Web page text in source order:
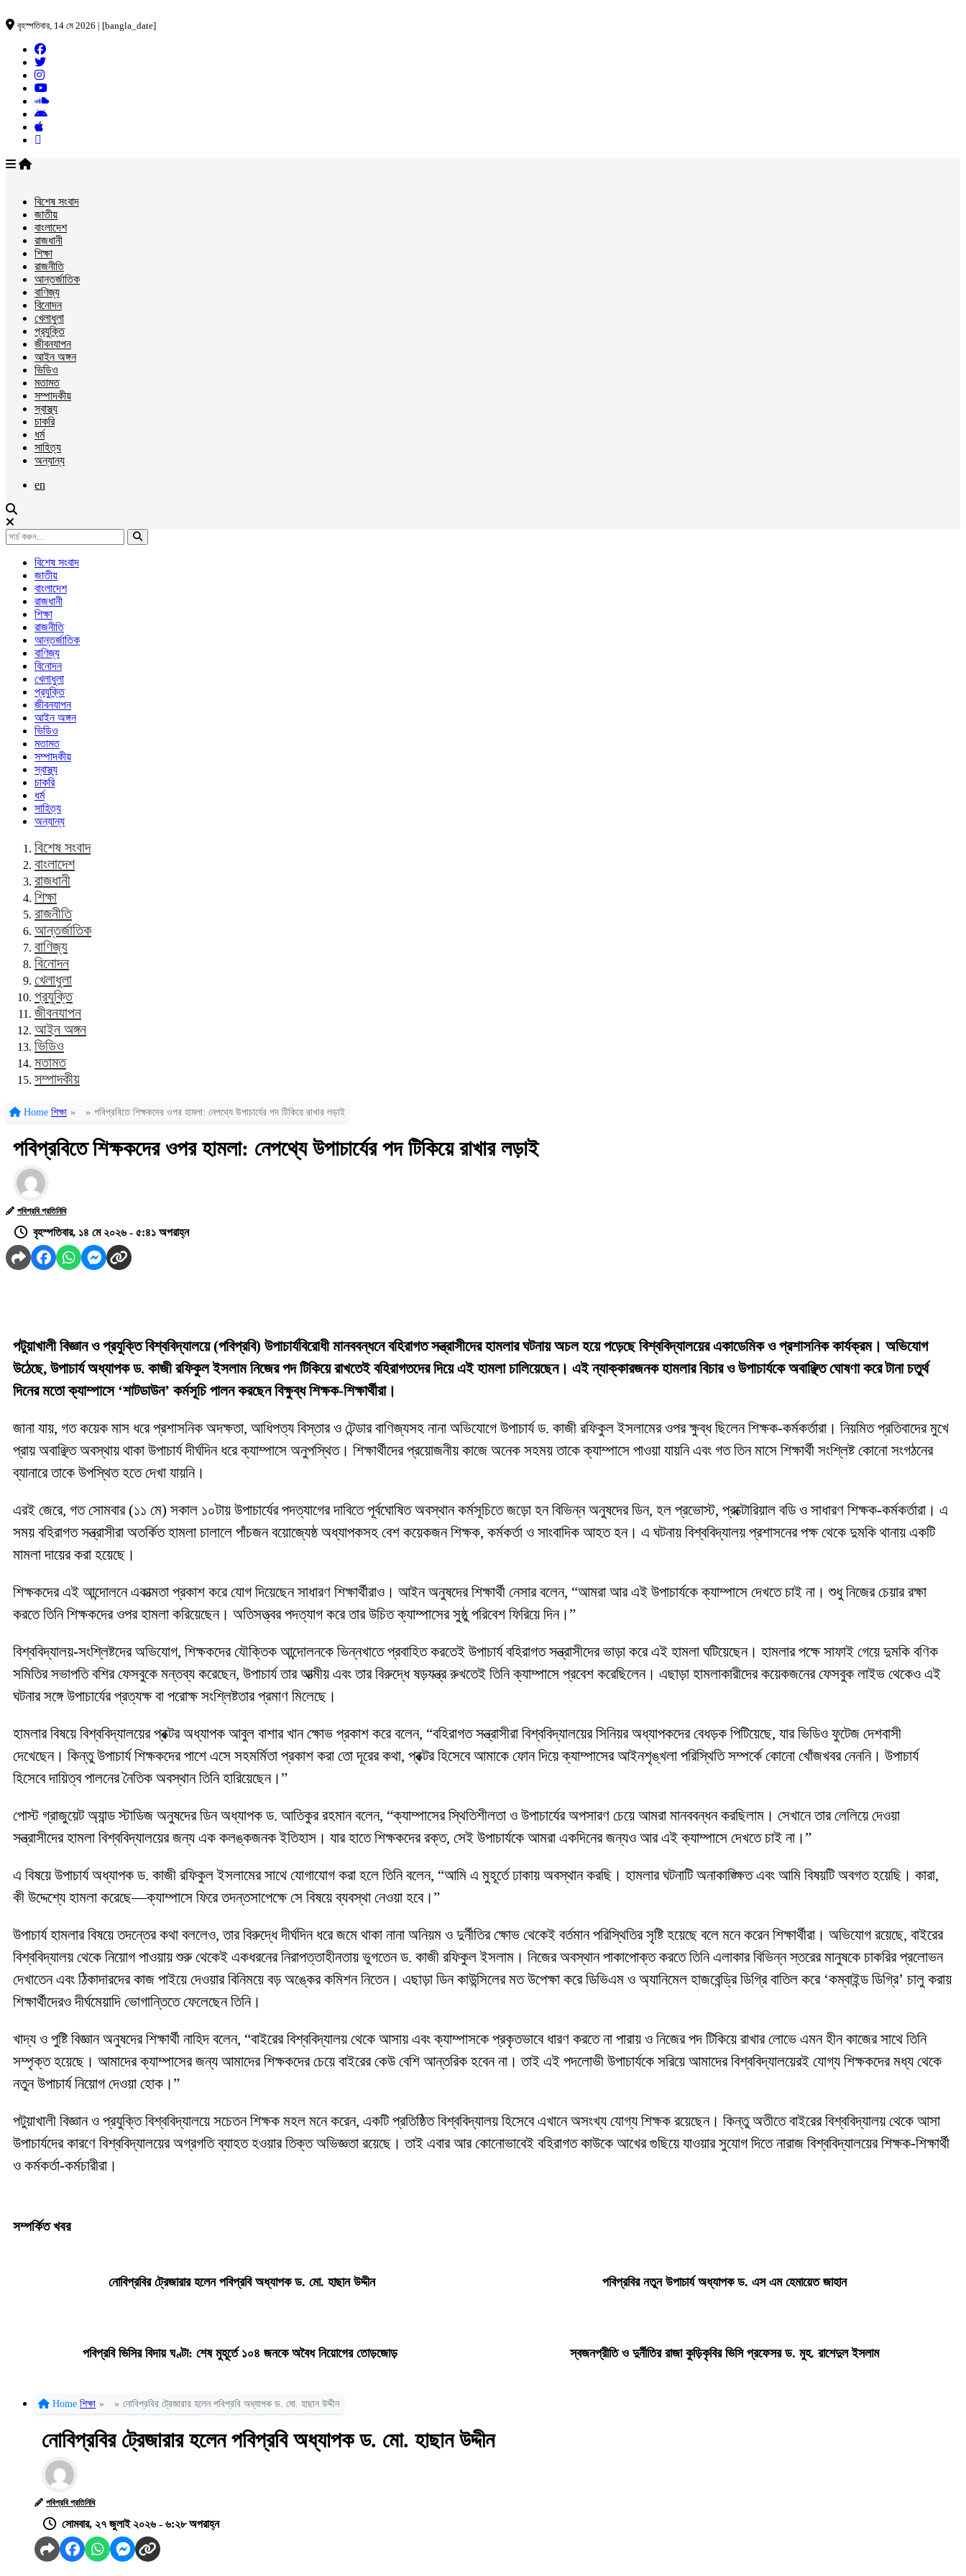
বৃহস্পতিবার, 14 মে 2026 | [bangla_date]
বিশেষ সংবাদ
জাতীয়
বাংলাদেশ
রাজধানী
শিক্ষা
রাজনীতি
আন্তর্জাতিক
বাণিজ্য
বিনোদন
খেলাধুলা
প্রযুক্তি
জীবনযাপন
আইন অঙ্গন
ভিডিও
মতামত
সম্পাদকীয়
স্বাস্থ্য
চাকরি
ধর্ম
সাহিত্য
অন্যান্য
en
বিশেষ সংবাদ
জাতীয়
বাংলাদেশ
রাজধানী
শিক্ষা
রাজনীতি
আন্তর্জাতিক
বাণিজ্য
বিনোদন
খেলাধুলা
প্রযুক্তি
জীবনযাপন
আইন অঙ্গন
ভিডিও
মতামত
সম্পাদকীয়
স্বাস্থ্য
চাকরি
ধর্ম
সাহিত্য
অন্যান্য
বিশেষ সংবাদ
বাংলাদেশ
রাজধানী
শিক্ষা
রাজনীতি
আন্তর্জাতিক
বাণিজ্য
বিনোদন
খেলাধুলা
প্রযুক্তি
জীবনযাপন
আইন অঙ্গন
ভিডিও
মতামত
সম্পাদকীয়
Home শিক্ষা » » পবিপ্রবিতে শিক্ষকদের ওপর হামলা: নেপথ্যে উপাচার্যের পদ টিকিয়ে রাখার লড়াই
পবিপ্রবিতে শিক্ষকদের ওপর হামলা: নেপথ্যে উপাচার্যের পদ টিকিয়ে রাখার লড়াই
পবিপ্রবি প্রতিনিধি
বৃহস্পতিবার, ১৪ মে ২০২৬ - ৫:৪১ অপরাহ্ন
​পটুয়াখালী বিজ্ঞান ও প্রযুক্তি বিশ্ববিদ্যালয়ে (পবিপ্রবি) উপাচার্যবিরোধী মানববন্ধনে বহিরাগত সন্ত্রাসীদের হামলার ঘটনায় অচল হয়ে পড়েছে বিশ্ববিদ্যালয়ের একাডেমিক ও প্রশাসনিক কার্যক্রম। অভিযোগ
উঠেছে, উপাচার্য অধ্যাপক ড. কাজী রফিকুল ইসলাম নিজের পদ টিকিয়ে রাখতেই বহিরাগতদের দিয়ে এই হামলা চালিয়েছেন। এই ন্যাক্কারজনক হামলার বিচার ও উপাচার্যকে অবাঞ্ছিত ঘোষণা করে টানা চতুর্থ
দিনের মতো ক্যাম্পাসে ‘শাটডাউন’ কর্মসূচি পালন করছেন বিক্ষুব্ধ শিক্ষক-শিক্ষার্থীরা।
​জানা যায়, গত কয়েক মাস ধরে প্রশাসনিক অদক্ষতা, আধিপত্য বিস্তার ও টেন্ডার বাণিজ্যসহ নানা অভিযোগে উপাচার্য ড. কাজী রফিকুল ইসলামের ওপর ক্ষুব্ধ ছিলেন শিক্ষক-কর্মকর্তারা। নিয়মিত প্রতিবাদের মুখে
প্রায় অবাঞ্ছিত অবস্থায় থাকা উপাচার্য দীর্ঘদিন ধরে ক্যাম্পাসে অনুপস্থিত। শিক্ষার্থীদের প্রয়োজনীয় কাজে অনেক সহময় তাকে ক্যাম্পাসে পাওয়া যায়নি এবং গত তিন মাসে শিক্ষার্থী সংশ্লিষ্ট কোনো সংগঠনের
ব্যানারে তাকে উপস্থিত হতে দেখা যায়নি।
​এরই জেরে, গত সোমবার (১১ মে) সকাল ১০টায় উপাচার্যের পদত্যাগের দাবিতে পূর্বঘোষিত অবস্থান কর্মসূচিতে জড়ো হন বিভিন্ন অনুষদের ডিন, হল প্রভোস্ট, প্রক্টোরিয়াল বডি ও সাধারণ শিক্ষক-কর্মকর্তারা। এ
সময় বহিরাগত সন্ত্রাসীরা অতর্কিত হামলা চালালে পাঁচজন বয়োজ্যেষ্ঠ অধ্যাপকসহ বেশ কয়েকজন শিক্ষক, কর্মকর্তা ও সাংবাদিক আহত হন। এ ঘটনায় বিশ্ববিদ্যালয় প্রশাসনের পক্ষ থেকে দুমকি থানায় একটি
মামলা দায়ের করা হয়েছে।
​শিক্ষকদের এই আন্দোলনে একাত্মতা প্রকাশ করে যোগ দিয়েছেন সাধারণ শিক্ষার্থীরাও। আইন অনুষদের শিক্ষার্থী নেসার বলেন, “আমরা আর এই উপাচার্যকে ক্যাম্পাসে দেখতে চাই না। শুধু নিজের চেয়ার রক্ষা
করতে তিনি শিক্ষকদের ওপর হামলা করিয়েছেন। অতিসত্ত্বর পদত্যাগ করে তার উচিত ক্যাম্পাসের সুষ্ঠু পরিবেশ ফিরিয়ে দিন।”
​বিশ্ববিদ্যালয়-সংশ্লিষ্টদের অভিযোগ, শিক্ষকদের যৌক্তিক আন্দোলনকে ভিন্নখাতে প্রবাহিত করতেই উপাচার্য বহিরাগত সন্ত্রাসীদের ভাড়া করে এই হামলা ঘটিয়েছেন। হামলার পক্ষে সাফাই গেয়ে দুমকি বণিক
সমিতির সভাপতি বশির ফেসবুকে মন্তব্য করেছেন, উপাচার্য তার আত্মীয় এবং তার বিরুদ্ধে ষড়যন্ত্র রুখতেই তিনি ক্যাম্পাসে প্রবেশ করেছিলেন। এছাড়া হামলাকারীদের কয়েকজনের ফেসবুক লাইভ থেকেও এই
ঘটনার সঙ্গে উপাচার্যের প্রত্যক্ষ বা পরোক্ষ সংশ্লিষ্টতার প্রমাণ মিলেছে।
​হামলার বিষয়ে বিশ্ববিদ্যালয়ের প্রক্টর অধ্যাপক আবুল বাশার খান ক্ষোভ প্রকাশ করে বলেন, “বহিরাগত সন্ত্রাসীরা বিশ্ববিদ্যালয়ের সিনিয়র অধ্যাপকদের বেধড়ক পিটিয়েছে, যার ভিডিও ফুটেজ দেশবাসী
দেখেছেন। কিন্তু উপাচার্য শিক্ষকদের পাশে এসে সহমর্মিতা প্রকাশ করা তো দূরের কথা, প্রক্টর হিসেবে আমাকে ফোন দিয়ে ক্যাম্পাসের আইনশৃঙ্খলা পরিস্থিতি সম্পর্কে কোনো খোঁজখবর নেননি। উপাচার্য
হিসেবে দায়িত্ব পালনের নৈতিক অবস্থান তিনি হারিয়েছেন।”
​পোস্ট গ্রাজুয়েট অ্যান্ড স্টাডিজ অনুষদের ডিন অধ্যাপক ড. আতিকুর রহমান বলেন, “ক্যাম্পাসের স্থিতিশীলতা ও উপাচার্যের অপসারণ চেয়ে আমরা মানববন্ধন করছিলাম। সেখানে তার লেলিয়ে দেওয়া
সন্ত্রাসীদের হামলা বিশ্ববিদ্যালয়ের জন্য এক কলঙ্কজনক ইতিহাস। যার হাতে শিক্ষকদের রক্ত, সেই উপাচার্যকে আমরা একদিনের জন্যও আর এই ক্যাম্পাসে দেখতে চাই না।”
​এ বিষয়ে উপাচার্য অধ্যাপক ড. কাজী রফিকুল ইসলামের সাথে যোগাযোগ করা হলে তিনি বলেন, “আমি এ মুহূর্তে ঢাকায় অবস্থান করছি। হামলার ঘটনাটি অনাকাঙ্ক্ষিত এবং আমি বিষয়টি অবগত হয়েছি। কারা,
কী উদ্দেশ্যে হামলা করেছে—ক্যাম্পাসে ফিরে তদন্তসাপেক্ষে সে বিষয়ে ব্যবস্থা নেওয়া হবে।”
​উপাচার্য হামলার বিষয়ে তদন্তের কথা বললেও, তার বিরুদ্ধে দীর্ঘদিন ধরে জমে থাকা নানা অনিয়ম ও দুর্নীতির ক্ষোভ থেকেই বর্তমান পরিস্থিতির সৃষ্টি হয়েছে বলে মনে করেন শিক্ষার্থীরা। অভিযোগ রয়েছে, বাইরের
বিশ্ববিদ্যালয় থেকে নিয়োগ পাওয়ায় শুরু থেকেই একধরনের নিরাপত্তাহীনতায় ভুগতেন ড. কাজী রফিকুল ইসলাম। নিজের অবস্থান পাকাপোক্ত করতে তিনি এলাকার বিভিন্ন স্তরের মানুষকে চাকরির প্রলোভন
দেখাতেন এবং ঠিকাদারদের কাজ পাইয়ে দেওয়ার বিনিময়ে বড় অঙ্কের কমিশন নিতেন। এছাড়া ডিন কাউন্সিলের মত উপেক্ষা করে ডিভিএম ও অ্যানিমেল হাজবেন্ড্রি ডিগ্রি বাতিল করে ‘কম্বাইন্ড ডিগ্রি’ চালু করায়
শিক্ষার্থীদেরও দীর্ঘমেয়াদি ভোগান্তিতে ফেলেছেন তিনি।
​খাদ্য ও পুষ্টি বিজ্ঞান অনুষদের শিক্ষার্থী নাহিদ বলেন, “বাইরের বিশ্ববিদ্যালয় থেকে আসায় এবং ক্যাম্পাসকে প্রকৃতভাবে ধারণ করতে না পারায় ও নিজের পদ টিকিয়ে রাখার লোভে এমন হীন কাজের সাথে তিনি
সম্পৃক্ত হয়েছে। আমাদের ক্যাম্পাসের জন্য আমাদের শিক্ষকদের চেয়ে বাইরের কেউ বেশি আন্তরিক হবেন না। তাই এই পদলোভী উপাচার্যকে সরিয়ে আমাদের বিশ্ববিদ্যালয়েরই যোগ্য শিক্ষকদের মধ্য থেকে
নতুন উপাচার্য নিয়োগ দেওয়া হোক।”
পটুয়াখালী বিজ্ঞান ও প্রযুক্তি বিশ্ববিদ্যালয়ে সচেতন শিক্ষক মহল মনে করেন, একটি প্রতিষ্ঠিত বিশ্ববিদ্যালয় হিসেবে এখানে অসংখ্য যোগ্য শিক্ষক রয়েছেন। কিন্তু অতীতে বাইরের বিশ্ববিদ্যালয় থেকে আসা
উপাচার্যদের কারণে বিশ্ববিদ্যালয়ের অগ্রগতি ব্যাহত হওয়ার তিক্ত অভিজ্ঞতা রয়েছে। তাই এবার আর কোনোভাবেই বহিরাগত কাউকে আখের গুছিয়ে যাওয়ার সুযোগ দিতে নারাজ বিশ্ববিদ্যালয়ের শিক্ষক-শিক্ষার্থী
ও কর্মকর্তা-কর্মচারীরা।
সম্পর্কিত খবর
নোবিপ্রবির ট্রেজারার হলেন পবিপ্রবি অধ্যাপক ড. মো. হাছান উদ্দীন পবিপ্রবির নতুন উপাচার্য অধ্যাপক ড. এস এম হেমায়েত জাহান
পবিপ্রবি ভিসির বিদায় ঘণ্টা: শেষ মুহূর্তে ১০৪ জনকে অবৈধ নিয়োগের তোড়জোড় স্বজনপ্রীতি ও দুর্নীতির রাজা কুড়িকৃবির ভিসি প্রফেসর ড. মুহ. রাশেদুল ইসলাম
Home শিক্ষা » » নোবিপ্রবির ট্রেজারার হলেন পবিপ্রবি অধ্যাপক ড. মো. হাছান উদ্দীন
নোবিপ্রবির ট্রেজারার হলেন পবিপ্রবি অধ্যাপক ড. মো. হাছান উদ্দীন
পবিপ্রবি প্রতিনিধি
সোমবার, ২৭ জুলাই ২০২৬ - ৬:২৮ অপরাহ্ন